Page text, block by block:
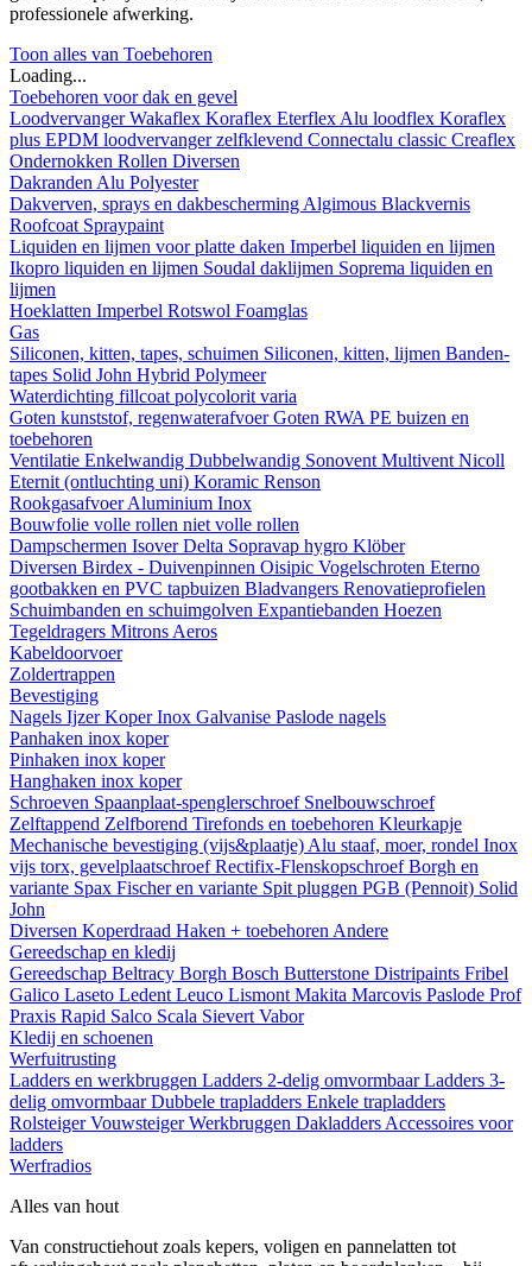
professionele afwerking.
Toon alles van Toebehoren
Loading...
Toebehoren voor dak en gevel
LoodvervangerWakaflex Koraflex Eterflex Alu loodflex Koraflex
plus EPDM loodvervanger zelfklevend Connectalu classic Creaflex
Ondernokken Rollen Diversen
Dakranden Alu Polyester
Dakverven, sprays en dakbescherming Algimous Blackvernis
Roofcoat Spraypaint
Liquiden en lijmen voor platte daken Imperbel liquiden en lijmen
Ikopro liquiden en lijmen Soudal daklijmen Soprema liquiden en
lijmen
Hoeklatten Imperbel Rotswol Foamglas
Gas
Siliconen, kitten, tapes, schuimen Siliconen, kitten, lijmen Banden-
tapes Solid John Hybrid Polymeer
Waterdichting fillcoat polycolorit varia
Goten kunststof, regenwaterafvoerGoten RWA PE buizen en
toebehoren
Ventilatie Enkelwandig Dubbelwandig Sonovent Multivent Nicoll
Eternit (ontluchting uni) Koramic Renson
RookgasafvoerAluminium Inox
Bouwfolie volle rollen niet volle rollen
Dampschermen IsoverDelta Sopravap hygro Klöber
Diversen Birdex - Duivenpinnen Oisipic Vogelschroten Eterno
gootbakken en PVC tapbuizen Bladvangers Renovatieprofielen
Schuimbanden en schuimgolven Expantiebanden Hoezen
Tegeldragers Mitrons Aeros
Kabeldoorvoer
Zoldertrappen
Bevestiging
Nagels IjzerKoperInox Galvanise Paslode nagels
Panhaken inox koper
Pinhaken inox koper
Hanghaken inox koper
Schroeven Spaanplaat-spenglerschroef Snelbouwschroef
Zelftappend Zelfborend Tirefonds en toebehoren Kleurkapje
Mechanische bevestiging (vijs&plaatje) Alu staaf, moer, rondel Inox
vijs torx, gevelplaatschroefRectifix-FlenskopschroefBorgh en
variante Spax Fischer en variante Spit pluggen PGB (Pennoit) Solid
John
Diversen Koperdraad Haken + toebehoren Andere
Gereedschap en kledij
Gereedschap Beltracy Borgh Bosch Butterstone Distripaints Fribel
Galico Laseto Ledent Leuco Lismont Makita Marcovis Paslode Prof
Praxis Rapid Salco Scala Sievert Vabor
Kledij en schoenen
Werfuitrusting
Ladders en werkbruggen Ladders 2-delig omvormbaarLadders 3-
delig omvormbaarDubbele trapladders Enkele trapladders
RolsteigerVouwsteigerWerkbruggen Dakladders Accessoires voor
ladders
Werfradios
Alles van hout
Van constructiehout zoals kepers, voligen en pannelatten tot